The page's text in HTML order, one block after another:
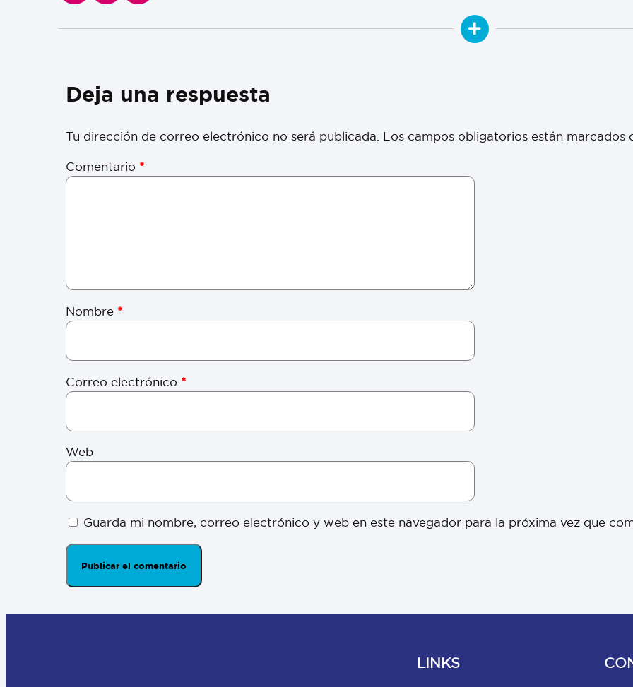
Deja una respuesta
Tu dirección de correo electrónico no será publicada. Los campos obligatorios están marcados
Comentario *
Nombre *
Correo electrónico *
Web
Guarda mi nombre, correo electrónico y web en este navegador para la próxima vez que
LINKS